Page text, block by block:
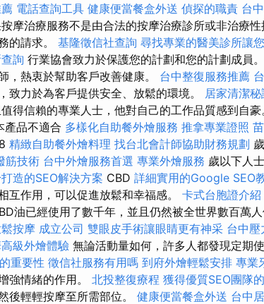
電話查詢工具 健康便當餐盒外送 偵探的職責 台
摩治療服務不是由合法的按摩治療診所或非治療
的請求。 基隆徵信社查詢 尋找專業的醫美診所讓
詢 行業協會致力於保護您的計劃和您的計劃成員
，熱衷於幫助客戶改善健康。 台中整復服務推薦
致力於為客戶提供安全、放鬆的環境。 居家清潔秘
得信賴的專業人士，他對自己的工作品質感到自豪
產品不適合 多樣化自助餐外燴服務 推拿專業證照
精緻自助餐外燴料理 找台北會計師協助財務規劃
筋技術 台中外燴服務首選 專業外燴服務 歲以下人
造的SEO解決方案 CBD 詳細實用的Google SEO
互作用，可以促進放鬆和幸福感。 卡式台胞證介紹
油已經使用了數千年，並且仍然被全世界數百萬人
按摩 成立公司 雙眼皮手術讓眼睛更有神采 台中壓
級外燴體驗 無論活動量如何，許多人都發現定期
重要性 徵信社服務有用嗎 到府外燴輕鬆安排 專業
強情緒的作用。 北投整復療程 獲得優質SEO團隊
後輕輕按摩至所需部位。 健康便當餐盒外送 台中